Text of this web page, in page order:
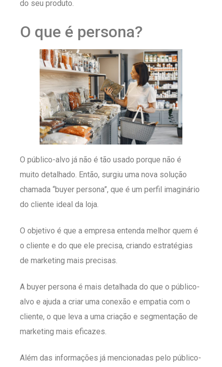
do seu produto.
O que é persona?
O público-alvo já não é tão usado porque não é
muito detalhado. Então, surgiu uma nova solução
chamada “buyer persona”, que é um perfil imaginário
do cliente ideal da loja.
O objetivo é que a empresa entenda melhor quem é
o cliente e do que ele precisa, criando estratégias
de marketing mais precisas.
A buyer persona é mais detalhada do que o público-
alvo e ajuda a criar uma conexão e empatia com o
cliente, o que leva a uma criação e segmentação de
marketing mais eficazes.
Além das informações já mencionadas pelo público-